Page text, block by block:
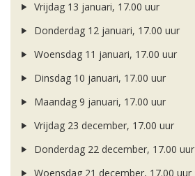
Vrijdag 13 januari, 17.00 uur
Donderdag 12 januari, 17.00 uur
Woensdag 11 januari, 17.00 uur
Dinsdag 10 januari, 17.00 uur
Maandag 9 januari, 17.00 uur
Vrijdag 23 december, 17.00 uur
Donderdag 22 december, 17.00 uur
Woensdag 21 december, 17.00 uur